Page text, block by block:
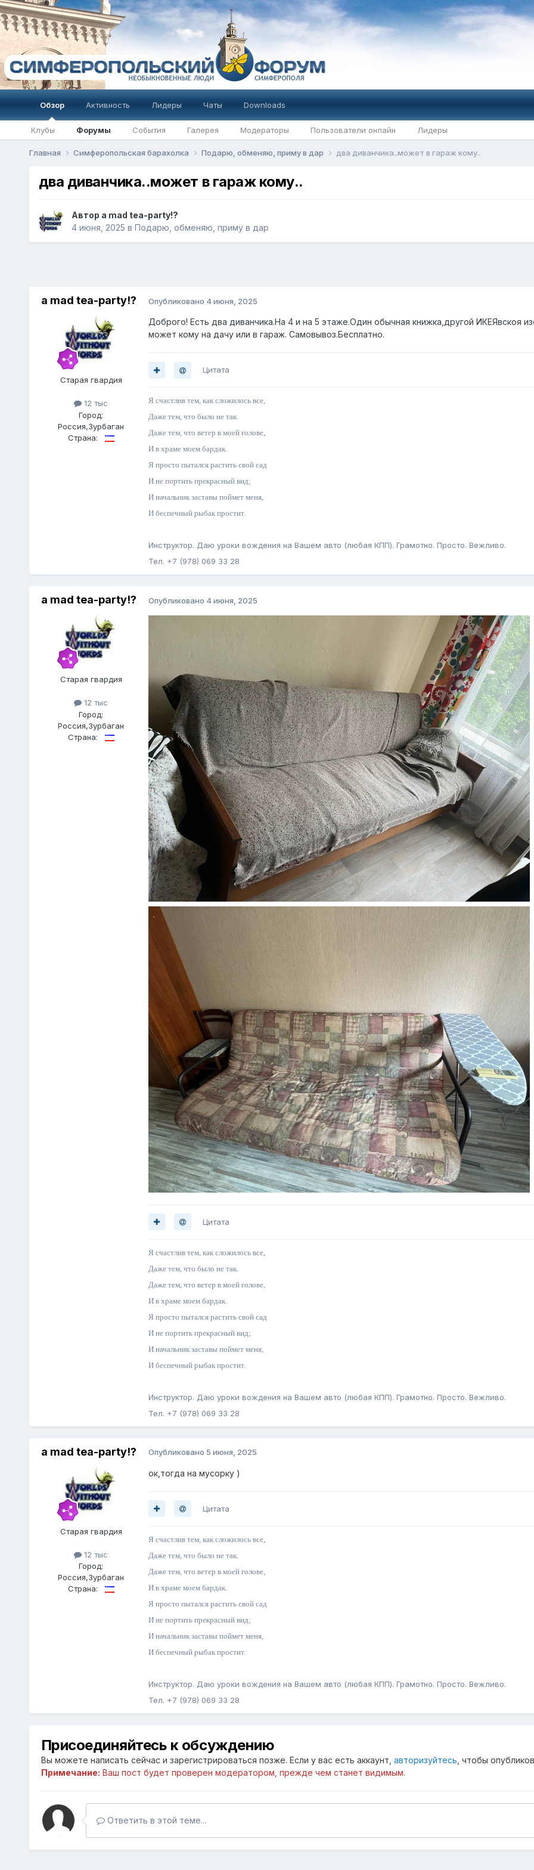
Обзор
Клубы Форумы События Галерея Модераторы Пользователи онлайн Лидеры
Активность Лидеры Чаты Downloads
Главная Симферопольская барахолка Подарю, обменяю, приму в дар два диванчика..может в гараж кому..
два диванчика..может в гараж кому..
Автор a mad tea-party!?
4 июня, 2025 в Подарю, обменяю, приму в дар
a mad tea-party!?
Старая гвардия
12 тыс
Город:
Россия,Зурбаган
Страна:
Опубликовано 4 июня, 2025
Доброго! Есть два диванчика.На 4 и на 5 этаже.Один обычная книжка,другой ИКЕЯвскоя
может кому на дачу или в гараж. Самовывоз.Бесплатно.
Цитата
Я счастлив тем, как сложилось все,
Даже тем, что было не так.
Даже тем, что ветер в моей голове,
И в храме моем бардак.
Я просто пытался растить свой сад
И не портить прекрасный вид;
И начальник заставы поймет меня,
И беспечный рыбак простит.
Инструктор. Даю уроки вождения на Вашем авто (любая КПП). Грамотно. Просто. Вежливо.
Тел. +7 (978) 069 33 28
a mad tea-party!?
Старая гвардия
12 тыс
Город:
Россия,Зурбаган
Страна:
Опубликовано 4 июня, 2025
Цитата
Я счастлив тем, как сложилось все,
Даже тем, что было не так.
Даже тем, что ветер в моей голове,
И в храме моем бардак.
Я просто пытался растить свой сад
И не портить прекрасный вид;
И начальник заставы поймет меня,
И беспечный рыбак простит.
Инструктор. Даю уроки вождения на Вашем авто (любая КПП). Грамотно. Просто. Вежливо.
Тел. +7 (978) 069 33 28
a mad tea-party!?
Старая гвардия
12 тыс
Город:
Россия,Зурбаган
Страна:
Опубликовано 5 июня, 2025
ок,тогда на мусорку )
Цитата
Я счастлив тем, как сложилось все,
Даже тем, что было не так.
Даже тем, что ветер в моей голове,
И в храме моем бардак.
Я просто пытался растить свой сад
И не портить прекрасный вид;
И начальник заставы поймет меня,
И беспечный рыбак простит.
Инструктор. Даю уроки вождения на Вашем авто (любая КПП). Грамотно. Просто. Вежливо.
Тел. +7 (978) 069 33 28
Присоединяйтесь к обсуждению
Вы можете написать сейчас и зарегистрироваться позже. Если у вас есть аккаунт, авторизуйтесь , чтобы
Примечание: Ваш пост будет проверен модератором, прежде чем станет видимым.
Ответить в этой теме...